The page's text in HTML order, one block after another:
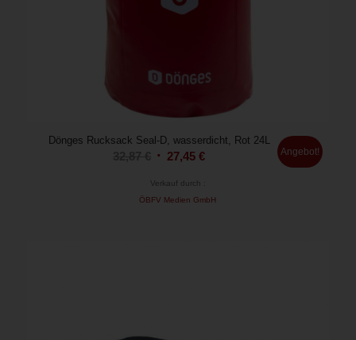
Dönges Rucksack Seal-D, wasserdicht, Rot 24L
Ursprünglicher
27,45€Aktueller
Angebot!
Verkauf durch :
ÖBFV Medien GmbH